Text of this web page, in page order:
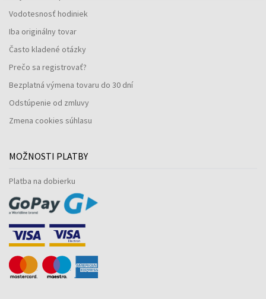
Vodotesnosť hodiniek
Iba originálny tovar
Často kladené otázky
Prečo sa registrovať?
Bezplatná výmena tovaru do 30 dní
Odstúpenie od zmluvy
Zmena cookies súhlasu
MOŽNOSTI PLATBY
Platba na dobierku